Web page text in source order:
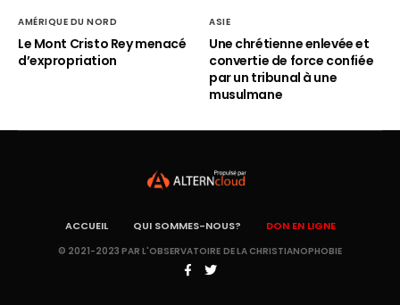
AMÉRIQUE DU NORD
Le Mont Cristo Rey menacé
d’expropriation
ASIE
Une chrétienne enlevée et
convertie de force confiée
par un tribunal à une
musulmane
ACCUEIL QUI SOMMES-NOUS? DON EN LIGNE
© 2021-2023 PAR L'OBSERVATOIRE DE LA CHRISTIANOPHOBIE